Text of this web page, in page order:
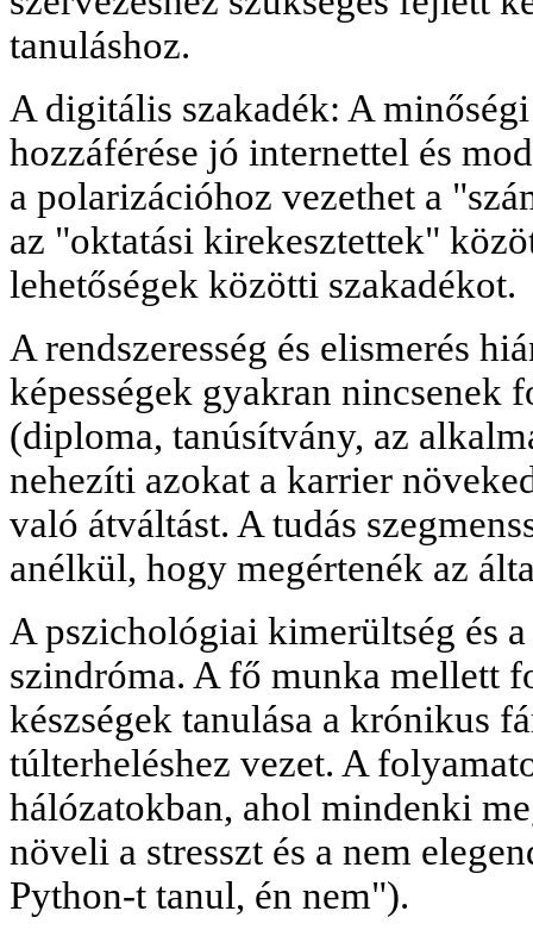
tanuláshoz.
A digitális szakadék: A
hozzáférése jó internettel és
a polarizációhoz vezethet a
az "oktatási kirekesztettek"
lehetőségek közötti szakadékot.
A rendszeresség és elismerés
képességek gyakran nincsenek
(diploma, tanúsítvány, az
nehezíti azokat a karrier
való átváltást. A tudás
anélkül, hogy megértenék az
A pszichológiai kimerültség és
szindróma. A fő munka mellett
készségek tanulása a krónikus
túlterheléshez vezet. A
hálózatokban, ahol mindenki
növeli a stresszt és a nem
Python-t tanul, én nem").